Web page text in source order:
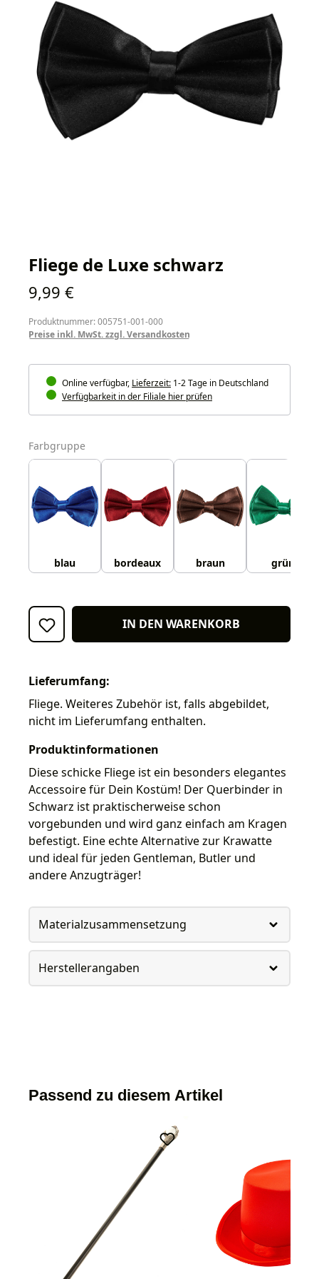
Fliege de Luxe schwarz
Regulärer Preis:
9,99 €
Produktnummer: 005751-001-000
Preise inkl. MwSt. zzgl. Versandkosten
Online verfügbar, Lieferzeit: 1-2 Tage in Deutschland
Verfügbarkeit in der Filiale hier prüfen
Farbgruppe
blau bordeaux braun grün
IN DEN WARENKORB
Lieferumfang:
Fliege. Weiteres Zubehör ist, falls abgebildet,
nicht im Lieferumfang enthalten.
Produktinformationen
Diese schicke Fliege ist ein besonders elegantes
Accessoire für Dein Kostüm! Der Querbinder in
Schwarz ist praktischerweise schon
vorgebunden und wird ganz einfach am Kragen
befestigt. Eine echte Alternative zur Krawatte
und ideal für jeden Gentleman, Butler und
andere Anzugträger!
Materialzusammensetzung
Herstellerangaben
Passend zu diesem Artikel